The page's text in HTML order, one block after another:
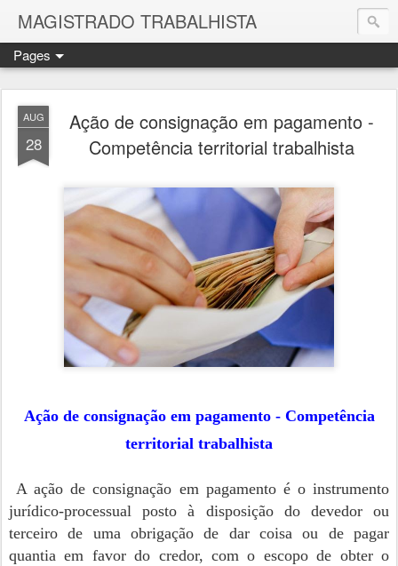
MAGISTRADO TRABALHISTA
Pages
AUG
28
Ação de consignação em pagamento -
Competência territorial trabalhista
Ação de consignação em pagamento - Competência
territorial trabalhista
A ação de consignação em pagamento é o instrumento
jurídico-processual posto à disposição do devedor ou
terceiro de uma obrigação de dar coisa ou de pagar
quantia em favor do credor, com o escopo de obter o